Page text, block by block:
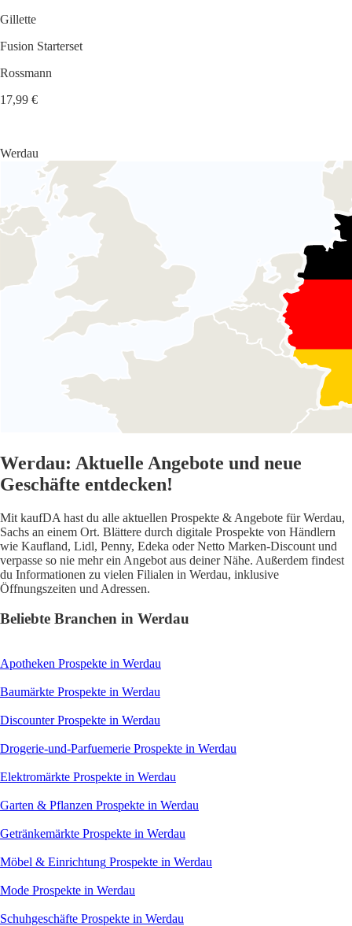
Gillette
Fusion Starterset
Rossmann
17,99 €
Werdau
Werdau: Aktuelle Angebote und neue
Geschäfte entdecken!
Mit kaufDA hast du alle aktuellen Prospekte & Angebote für Werdau,
Sachs an einem Ort. Blättere durch digitale Prospekte von Händlern
wie Kaufland, Lidl, Penny, Edeka oder Netto Marken-Discount und
verpasse so nie mehr ein Angebot aus deiner Nähe. Außerdem findest
du Informationen zu vielen Filialen in Werdau, inklusive
Öffnungszeiten und Adressen.
Beliebte Branchen in Werdau
Apotheken Prospekte in Werdau
Baumärkte Prospekte in Werdau
DiscounterProspekte in Werdau
Drogerie-und-Parfuemerie Prospekte in Werdau
Elektromärkte Prospekte in Werdau
Garten & Pflanzen Prospekte in Werdau
Getränkemärkte Prospekte in Werdau
Möbel & Einrichtung Prospekte in Werdau
Mode Prospekte in Werdau
Schuhgeschäfte Prospekte in Werdau